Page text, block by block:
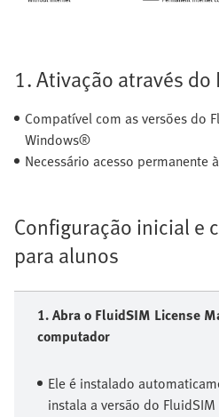
1. Ativação através do
Compatível com as versões do
Windows®
Necessário acesso permanente
Configuração inicial e
para alunos
1. Abra o FluidSIM License
computador
Ele é instalado
instala a versão do